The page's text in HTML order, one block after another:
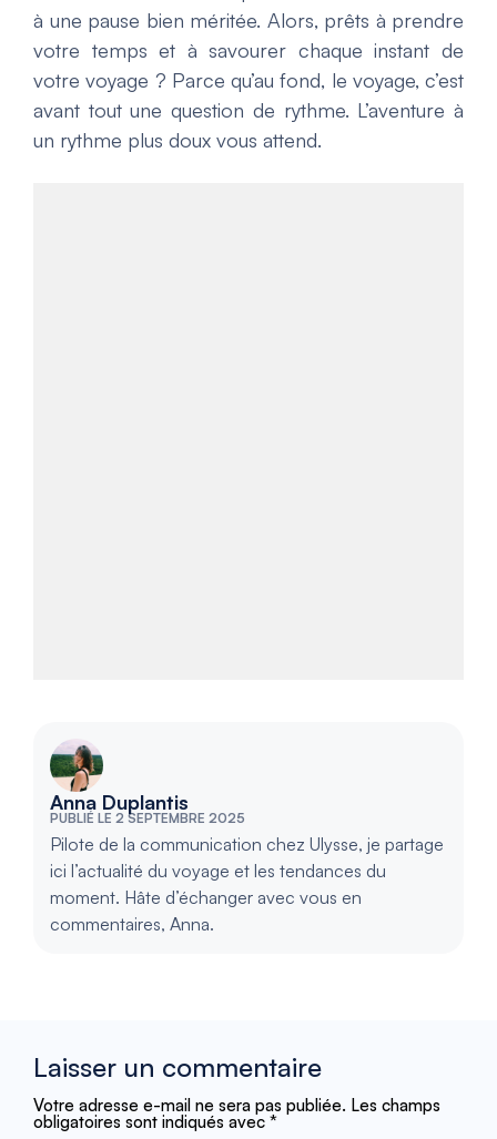
à une pause bien méritée. Alors, prêts à prendre
votre temps et à savourer chaque instant de
votre voyage ? Parce qu’au fond, le voyage, c’est
avant tout une question de rythme. L’aventure à
un rythme plus doux vous attend.
Anna Duplantis
PUBLIÉ LE 2 SEPTEMBRE 2025
Pilote de la communication chez Ulysse, je partage
ici l’actualité du voyage et les tendances du
moment. Hâte d’échanger avec vous en
commentaires, Anna.
Laisser un commentaire
Votre adresse e-mail ne sera pas publiée. Les champs
obligatoires sont indiqués avec *